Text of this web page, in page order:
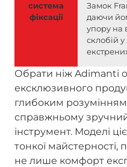
система
фіксації
Замок
даючи
упору на
склобій у
Обрати ніж Adimanti
ексклюзивного
глибоким
справжньому
інструмент. Моделі
тонкої
не лише комфорт